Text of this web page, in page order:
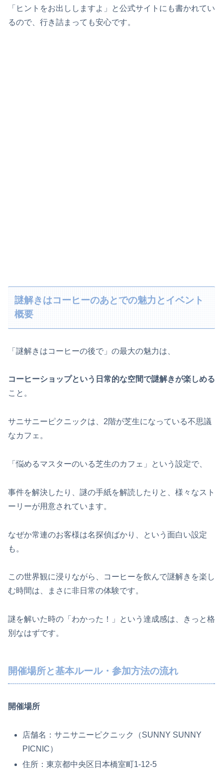
「ヒントをお出ししますよ」と公式サイトにも書かれてい
るので、行き詰まっても安心です。
謎解きはコーヒーのあとでの魅力とイベント
概要
「謎解きはコーヒーの後で」の最大の魅力は、
コーヒーショップという日常的な空間で謎解きが楽しめる
こと。
サニサニーピクニックは、2階が芝生になっている不思議
なカフェ。
「悩めるマスターのいる芝生のカフェ」という設定で、
事件を解決したり、謎の手紙を解読したりと、様々なスト
ーリーが用意されています。
なぜか常連のお客様は名探偵ばかり、という面白い設定
も。
この世界観に浸りながら、コーヒーを飲んで謎解きを楽し
む時間は、まさに非日常の体験です。
謎を解いた時の「わかった！」という達成感は、きっと格
別なはずです。
開催場所と基本ルール・参加方法の流れ
開催場所
店舗名：サニサニーピクニック（SUNNY SUNNY
PICNIC）
住所：東京都中央区日本橋室町1-12-5